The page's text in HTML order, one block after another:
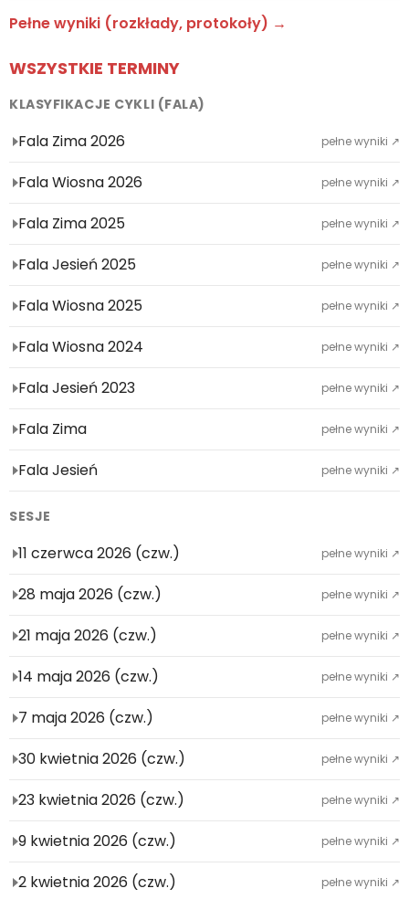
Pełne wyniki (rozkłady, protokoły) →
WSZYSTKIE TERMINY
KLASYFIKACJE CYKLI (FALA)
Fala Zima 2026 pełne wyniki ↗
Fala Wiosna 2026 pełne wyniki ↗
Fala Zima 2025 pełne wyniki ↗
Fala Jesień 2025 pełne wyniki ↗
Fala Wiosna 2025 pełne wyniki ↗
Fala Wiosna 2024 pełne wyniki ↗
Fala Jesień 2023 pełne wyniki ↗
Fala Zima pełne wyniki ↗
Fala Jesień pełne wyniki ↗
SESJE
11 czerwca 2026 (czw.) pełne wyniki ↗
28 maja 2026 (czw.) pełne wyniki ↗
21 maja 2026 (czw.) pełne wyniki ↗
14 maja 2026 (czw.) pełne wyniki ↗
7 maja 2026 (czw.) pełne wyniki ↗
30 kwietnia 2026 (czw.) pełne wyniki ↗
23 kwietnia 2026 (czw.) pełne wyniki ↗
9 kwietnia 2026 (czw.) pełne wyniki ↗
2 kwietnia 2026 (czw.) pełne wyniki ↗